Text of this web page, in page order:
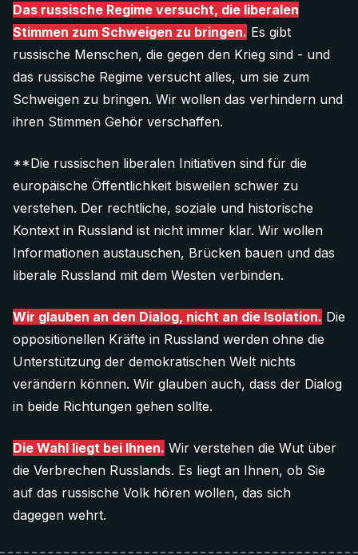
Gibt es eine andere Art wie Sie uns unterstützen möchten?
Lassen Sie es uns wissen:
info@after-russia.org
40 €
Donate 40 €
60 €
Das russische Regime versucht, die liberalen
Stimmen zum Schweigen zu bringen. Es gibt
russische Menschen, die gegen den Krieg sind - und
das russische Regime versucht alles, um sie zum
Schweigen zu bringen. Wir wollen das verhindern und
ihren Stimmen Gehör verschaffen.
**Die russischen liberalen Initiativen sind für die
europäische Öffentlichkeit bisweilen schwer zu
verstehen. Der rechtliche, soziale und historische
Kontext in Russland ist nicht immer klar. Wir wollen
Informationen austauschen, Brücken bauen und das
liberale Russland mit dem Westen verbinden.
Wir glauben an den Dialog, nicht an die Isolation. Die
oppositionellen Kräfte in Russland werden ohne die
Unterstützung der demokratischen Welt nichts
verändern können. Wir glauben auch, dass der Dialog
in beide Richtungen gehen sollte.
Die Wahl liegt bei Ihnen. Wir verstehen die Wut über
die Verbrechen Russlands. Es liegt an Ihnen, ob Sie
auf das russische Volk hören wollen, das sich
dagegen wehrt.